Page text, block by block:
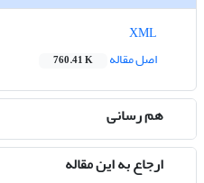
اصل مقاله
760.41 K
هم رسانی
ارجاع به این مقاله